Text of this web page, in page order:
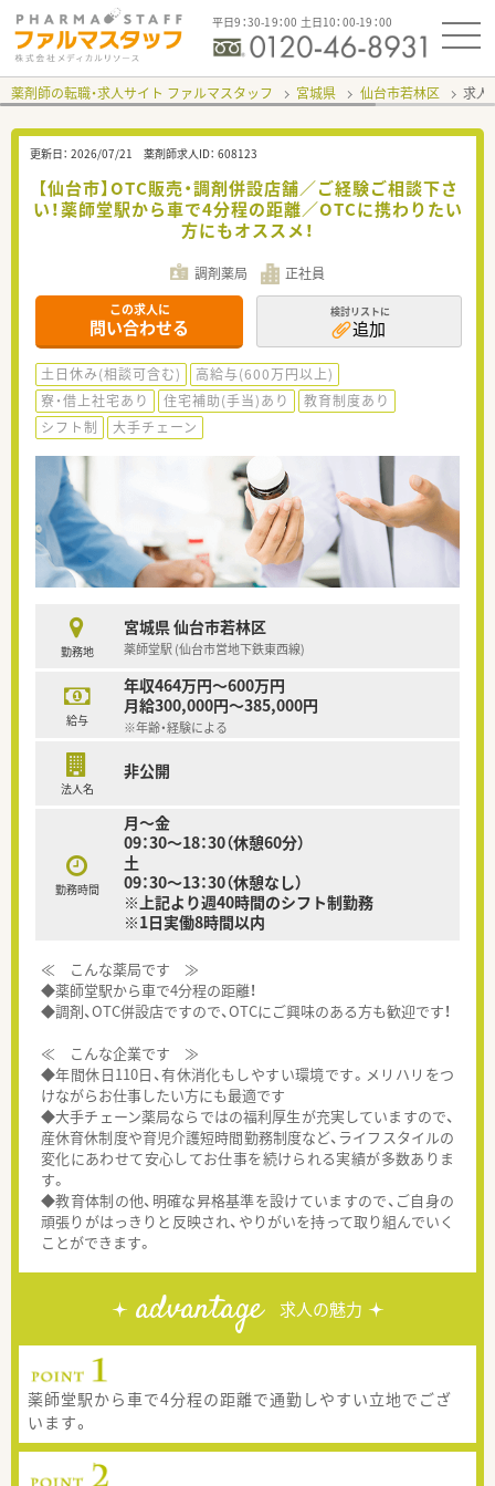
平日9：30-19：00 土日10：00-19：00
薬剤師の転職・求人サイト ファルマスタッフ 宮城県 仙台市若林区 求人
更新日： 2026/07/21 薬剤師求人ID： 608123
【仙台市】OTC販売・調剤併設店舗／ご経験ご相談下さ
い！薬師堂駅から車で4分程の距離／OTCに携わりたい
方にもオススメ！
調剤薬局 正社員
この求人に
問い合わせる
検討リストに
追加
土日休み(相談可含む)
高給与(600万円以上)
寮・借上社宅あり
住宅補助(手当)あり
教育制度あり
シフト制
大手チェーン
勤務地
宮城県 仙台市若林区
薬師堂駅 (仙台市営地下鉄東西線)
給与
年収464万円～600万円
月給300,000円～385,000円
※年齢・経験による
法人名
非公開
勤務時間
月～金
09：30～18：30（休憩60分）
土
09：30～13：30（休憩なし）
※上記より週40時間のシフト制勤務
※1日実働8時間以内
≪ こんな薬局です ≫
◆薬師堂駅から車で4分程の距離！
◆調剤、OTC併設店ですので、OTCにご興味のある方も歓迎です！
≪ こんな企業です ≫
◆年間休日110日、有休消化もしやすい環境です。メリハリをつ
けながらお仕事したい方にも最適です
◆大手チェーン薬局ならではの福利厚生が充実していますので、
産休育休制度や育児介護短時間勤務制度など、ライフスタイルの
変化にあわせて安心してお仕事を続けられる実績が多数ありま
す。
◆教育体制の他、明確な昇格基準を設けていますので、ご自身の
頑張りがはっきりと反映され、やりがいを持って取り組んでいく
ことができます。
advantage 求人の魅力
薬師堂駅から車で4分程の距離で通勤しやすい立地でござ
います。